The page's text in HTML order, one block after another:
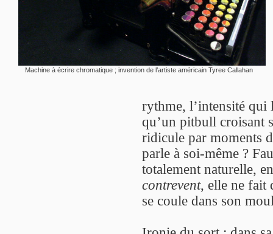
Machine à écrire chromatique ; invention de l’artiste américain Tyree Callahan
rythme, l’intensité qui
qu’un pitbull croisant
ridicule par moments
parle à soi-même ?
totalement naturelle,
contrevent, elle ne fait
se coule dans son